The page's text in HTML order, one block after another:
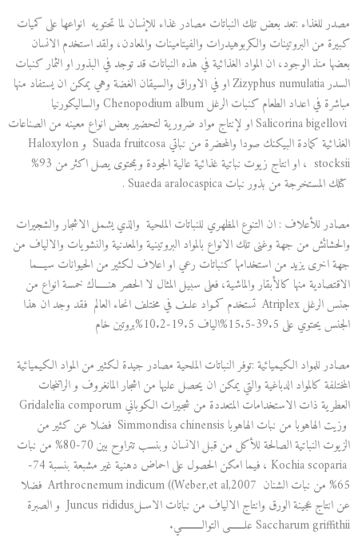
مصدر للغذاء :تعد بعض تلك النباتات مصادر غذاء للإنسان لما تحتويه انواعها على كميات
كبيرة من البروتينات والكربوهيدرات والفيتامينات والمعادن، ولقد استخدم الانسان
بعضها منذ الوجود، ان المواد الغذائية في هذه النباتات قد توجد في البذور او الثمار كنبات
السدر Zizyphus numulatia او في الاوراق والسيقان الغضة وهي يمكن ان يستفاد منها
مباشرة في اعداد الطعام كنبات الرغل Chenopodium album والساليكورنيا
Salicorina bigellovi او لإنتاج مواد ضرورية لتحضير بعض انواع معينه من الصناعات
الغذائية كمادة البيكنك صودا والمحضرة من نباتي Suada fruitcosa و Haloxylon
stocksii ، او انتاج زيوت نباتية غذائية عالية الجودة وبمحتوى يصل اكثر من 93%
كتلك المستخرجة من بذور نبات Suaeda aralocaspica .
مصادر للأعلاف : ان التنوع المظهري للنباتات الملحية والذي يشمل الاشجار والشجيرات
والحشائش من جهة وغنى تلك الانواع بالمواد البروتينية والمعدنية والنشويات والالياف من
جهة اخرى يزيد من استخدامها كنباتات رعي او اعلاف لكثير من الحيوانات سيـــما
الاقتصادية منها كالأبقار والماشية، فعلى سبيل المثال لا الحصر هنـــــاك خمسة انواع من
جنس الرغل Atriplex تستخدم كمـواد علـف في مختلف انحاء العالم فقد وجد ان هذا
الجنس يحتوي على 39.5-15.5%الياف 19.5-10.2%بروتين خام
مصادر للمواد الكيميائية :توفر النباتات الملحية مصادر جيدة لكثير من المواد الكيميائية
المختلفة كالمواد الدباغية والتي يمكن ان يحصل عليها من اشجار المانغروف و الراتنجات
العطرية ذات الاستخدامات المتعددة من شجيرات الكوباني Gridalelia comporum
وزيت الهاهوبا من نبات الهاهوبا Simmondisa chinensis فضلا عن كثير من
الزيوت النباتية الصالحة للأكل من قبل الانسان وبنسب تتراوح بين 70-80% من نبات
Kochia scoparia ، فيما امكن الحصول على احماض دهنية غير مشبعة بنسبة 74-
65% من نبات الشنان Arthrocnemum indicum ((Weber,et al,2007 فضلا
عن انتاج عجينة الورق وانتاج الالياف من نباتات الاسـلJuncus rididus و الصبرة
Saccharum griffithii علـــــــى التوالـــــــــي.